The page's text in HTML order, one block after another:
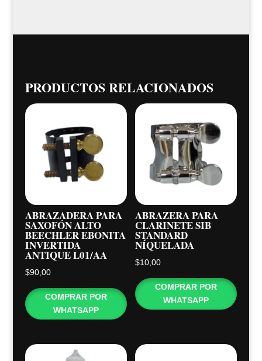
PRODUCTOS RELACIONADOS
ABRAZADERA PARA
SAXOFÓN ALTO
BEECHLER EBONITA
INVERTIDA
ANTIQUE L01/AA
$90,00
COMPRAR POR
WHATSAPP
ABRAZERA PARA
CLARINETE SIB
STANDARD
NÍQUELADA
$10,00
COMPRAR POR
WHATSAPP